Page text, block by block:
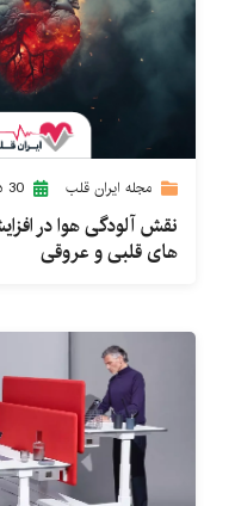
مجله ایران قلب 30 دی 1403
نقش آلودگی هوا در
های قلبی و عروقی